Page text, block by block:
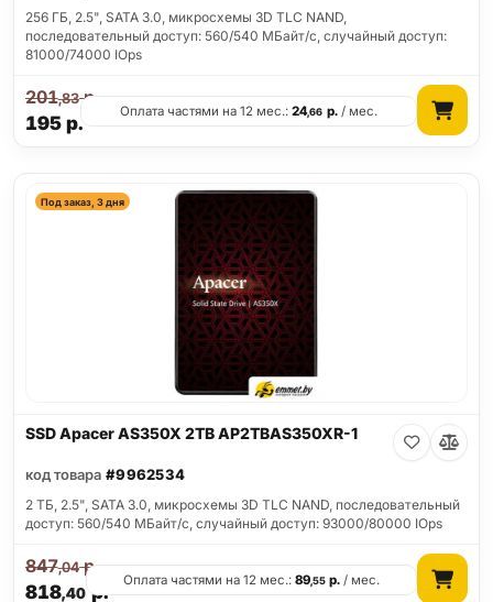
256 ГБ, 2.5", SATA 3.0, микросхемы 3D TLC NAND,
последовательный доступ: 560/540 МБайт/с, случайный доступ:
81000/74000 IOps
195р.
201,83р.
Оплата частями на 12 мес.:24,66 р./ мес.
Под заказ, 3 дня
SSD Apacer AS350X 2TB AP2TBAS350XR-1
код товара #9962534
2 ТБ, 2.5", SATA 3.0, микросхемы 3D TLC NAND, последовательный
доступ: 560/540 МБайт/с, случайный доступ: 93000/80000 IOps
818,40р.
847,04р.
Оплата частями на 12 мес.:89,55 р. / мес.